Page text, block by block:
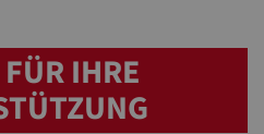
IHRE